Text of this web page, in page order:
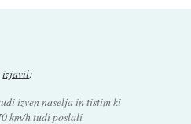
izjavil:
izven naselja in tistim ki
km/h tudi poslali